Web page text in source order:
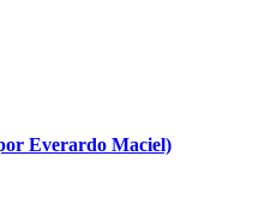
Everardo Maciel)